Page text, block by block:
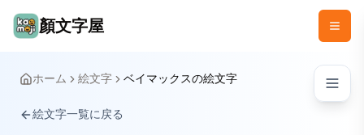
顏文字屋
ホーム 絵文字 ベイマックスの絵文字
絵文字一覧に戻る